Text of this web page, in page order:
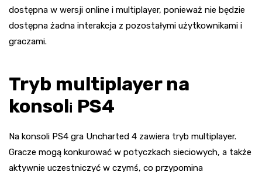
dostępna w wersji online i multiplayer, ponieważ nie będzie
dostępna żadna interakcja z pozostałymi użytkownikami i
graczami.
Tryb multiplayer na
konsoli PS4
Na konsoli PS4 gra Uncharted 4 zawiera tryb multiplayer.
Gracze mogą konkurować w potyczkach sieciowych, a także
aktywnie uczestniczyć w czymś, co przypomina